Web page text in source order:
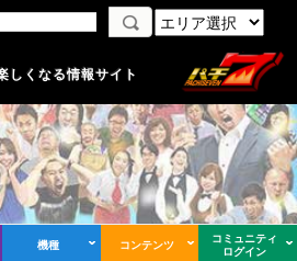
しくなる情報サイト
機種 コンテンツ
コミュニティ
ログイン